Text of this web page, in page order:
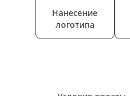
Нанесение
логотипа